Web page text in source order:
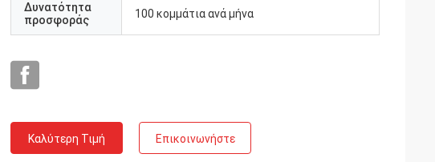
Δυνατότητα
προσφοράς
100 κομμάτια ανά μήνα
Καλύτερη Τιμή Επικοινωνήστε